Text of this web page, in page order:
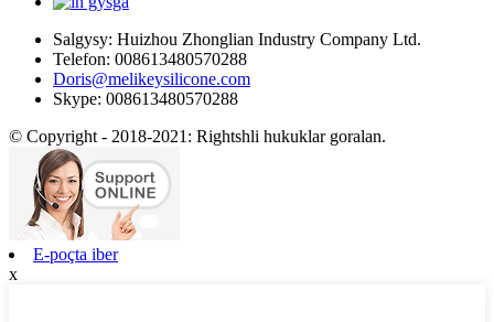
Salgysy: Huizhou Zhonglian Industry Company Ltd.
Telefon: 008613480570288
Doris@melikeysilicone.com
Skype: 008613480570288
© Copyright - 2018-2021: Rightshli hukuklar goralan.
E-poçta iber
x